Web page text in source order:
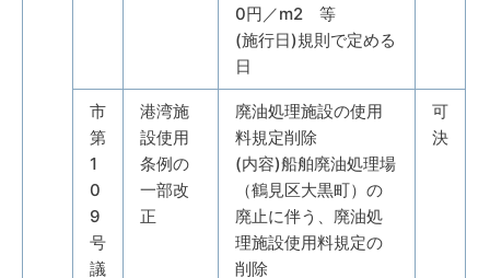
0円／m2 等
(施行日)規則で定める
日
市
第
1
0
9
号
議
港湾施
設使用
条例の
一部改
正
廃油処理施設の使用
料規定削除
(内容)船舶廃油処理場
（鶴見区大黒町）の
廃止に伴う、廃油処
理施設使用料規定の
削除
可
決